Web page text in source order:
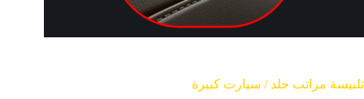
تلبيسة مراتب جلد / سيارت كبيرة